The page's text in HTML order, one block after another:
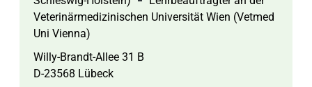
Veterinärmedizinischen Universität Wien (Vetmed
Uni Vienna)
Willy-Brandt-Allee 31 B
D-23568 Lübeck